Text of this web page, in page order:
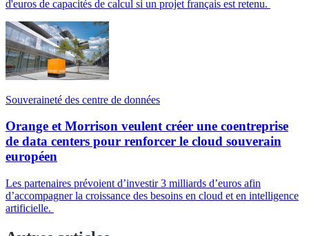
d'euros de capacités de calcul si un projet français est retenu.
Souveraineté des centre de données
Orange et Morrison veulent créer une coentreprise
de data centers pour renforcer le cloud souverain
européen
Les partenaires prévoient d’investir 3 milliards d’euros afin
d’accompagner la croissance des besoins en cloud et en intelligence
artificielle.